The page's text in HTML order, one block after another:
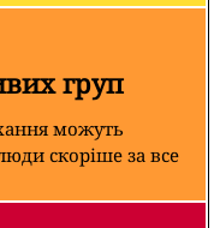
груп
можуть
скоріше за все